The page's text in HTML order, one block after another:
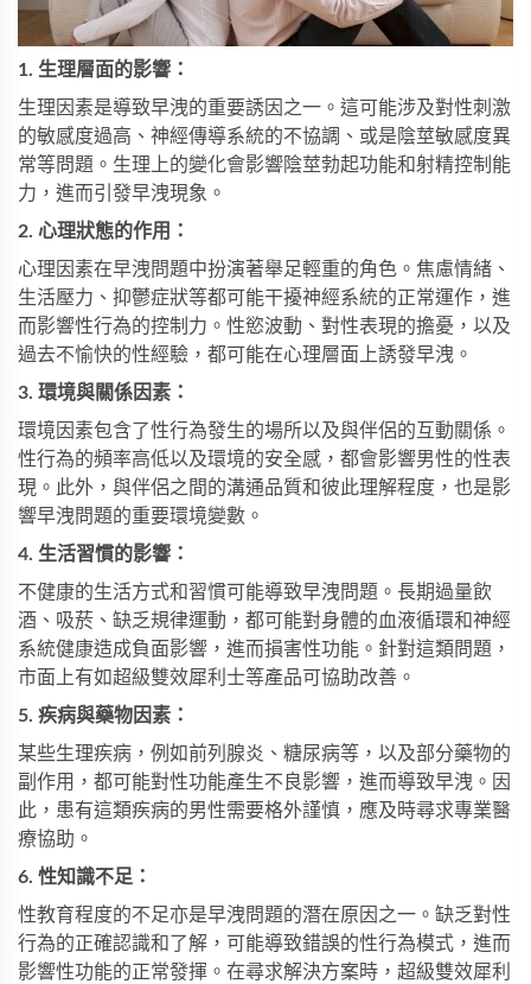
1. 生理層面的影響：
生理因素是導致早洩的重要誘因之一。這可能涉及對性刺激
的敏感度過高、神經傳導系統的不協調、或是陰莖敏感度異
常等問題。生理上的變化會影響陰莖勃起功能和射精控制能
力，進而引發早洩現象。
2. 心理狀態的作用：
心理因素在早洩問題中扮演著舉足輕重的角色。焦慮情緒、
生活壓力、抑鬱症狀等都可能干擾神經系統的正常運作，進
而影響性行為的控制力。性慾波動、對性表現的擔憂，以及
過去不愉快的性經驗，都可能在心理層面上誘發早洩。
3. 環境與關係因素：
環境因素包含了性行為發生的場所以及與伴侶的互動關係。
性行為的頻率高低以及環境的安全感，都會影響男性的性表
現。此外，與伴侶之間的溝通品質和彼此理解程度，也是影
響早洩問題的重要環境變數。
4. 生活習慣的影響：
不健康的生活方式和習慣可能導致早洩問題。長期過量飲
酒、吸菸、缺乏規律運動，都可能對身體的血液循環和神經
系統健康造成負面影響，進而損害性功能。針對這類問題，
市面上有如超級雙效犀利士等產品可協助改善。
5. 疾病與藥物因素：
某些生理疾病，例如前列腺炎、糖尿病等，以及部分藥物的
副作用，都可能對性功能產生不良影響，進而導致早洩。因
此，患有這類疾病的男性需要格外謹慎，應及時尋求專業醫
療協助。
6. 性知識不足：
性教育程度的不足亦是早洩問題的潛在原因之一。缺乏對性
行為的正確認識和了解，可能導致錯誤的性行為模式，進而
影響性功能的正常發揮。在尋求解決方案時， 超級雙效犀利